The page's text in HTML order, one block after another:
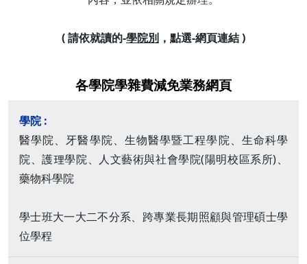
( 請依就讀的-學院別 ，點選-網頁連結 )
各學院學雜費減免業務網頁
醫學院、牙醫學院、生物醫學暨工程學院、生命科學
院、護理學院、人文藝術與社會學院(陽明校區系所)、
藥物科學院
學士班大一大二不分系、跨專業長期照顧與管理碩士學
位學程